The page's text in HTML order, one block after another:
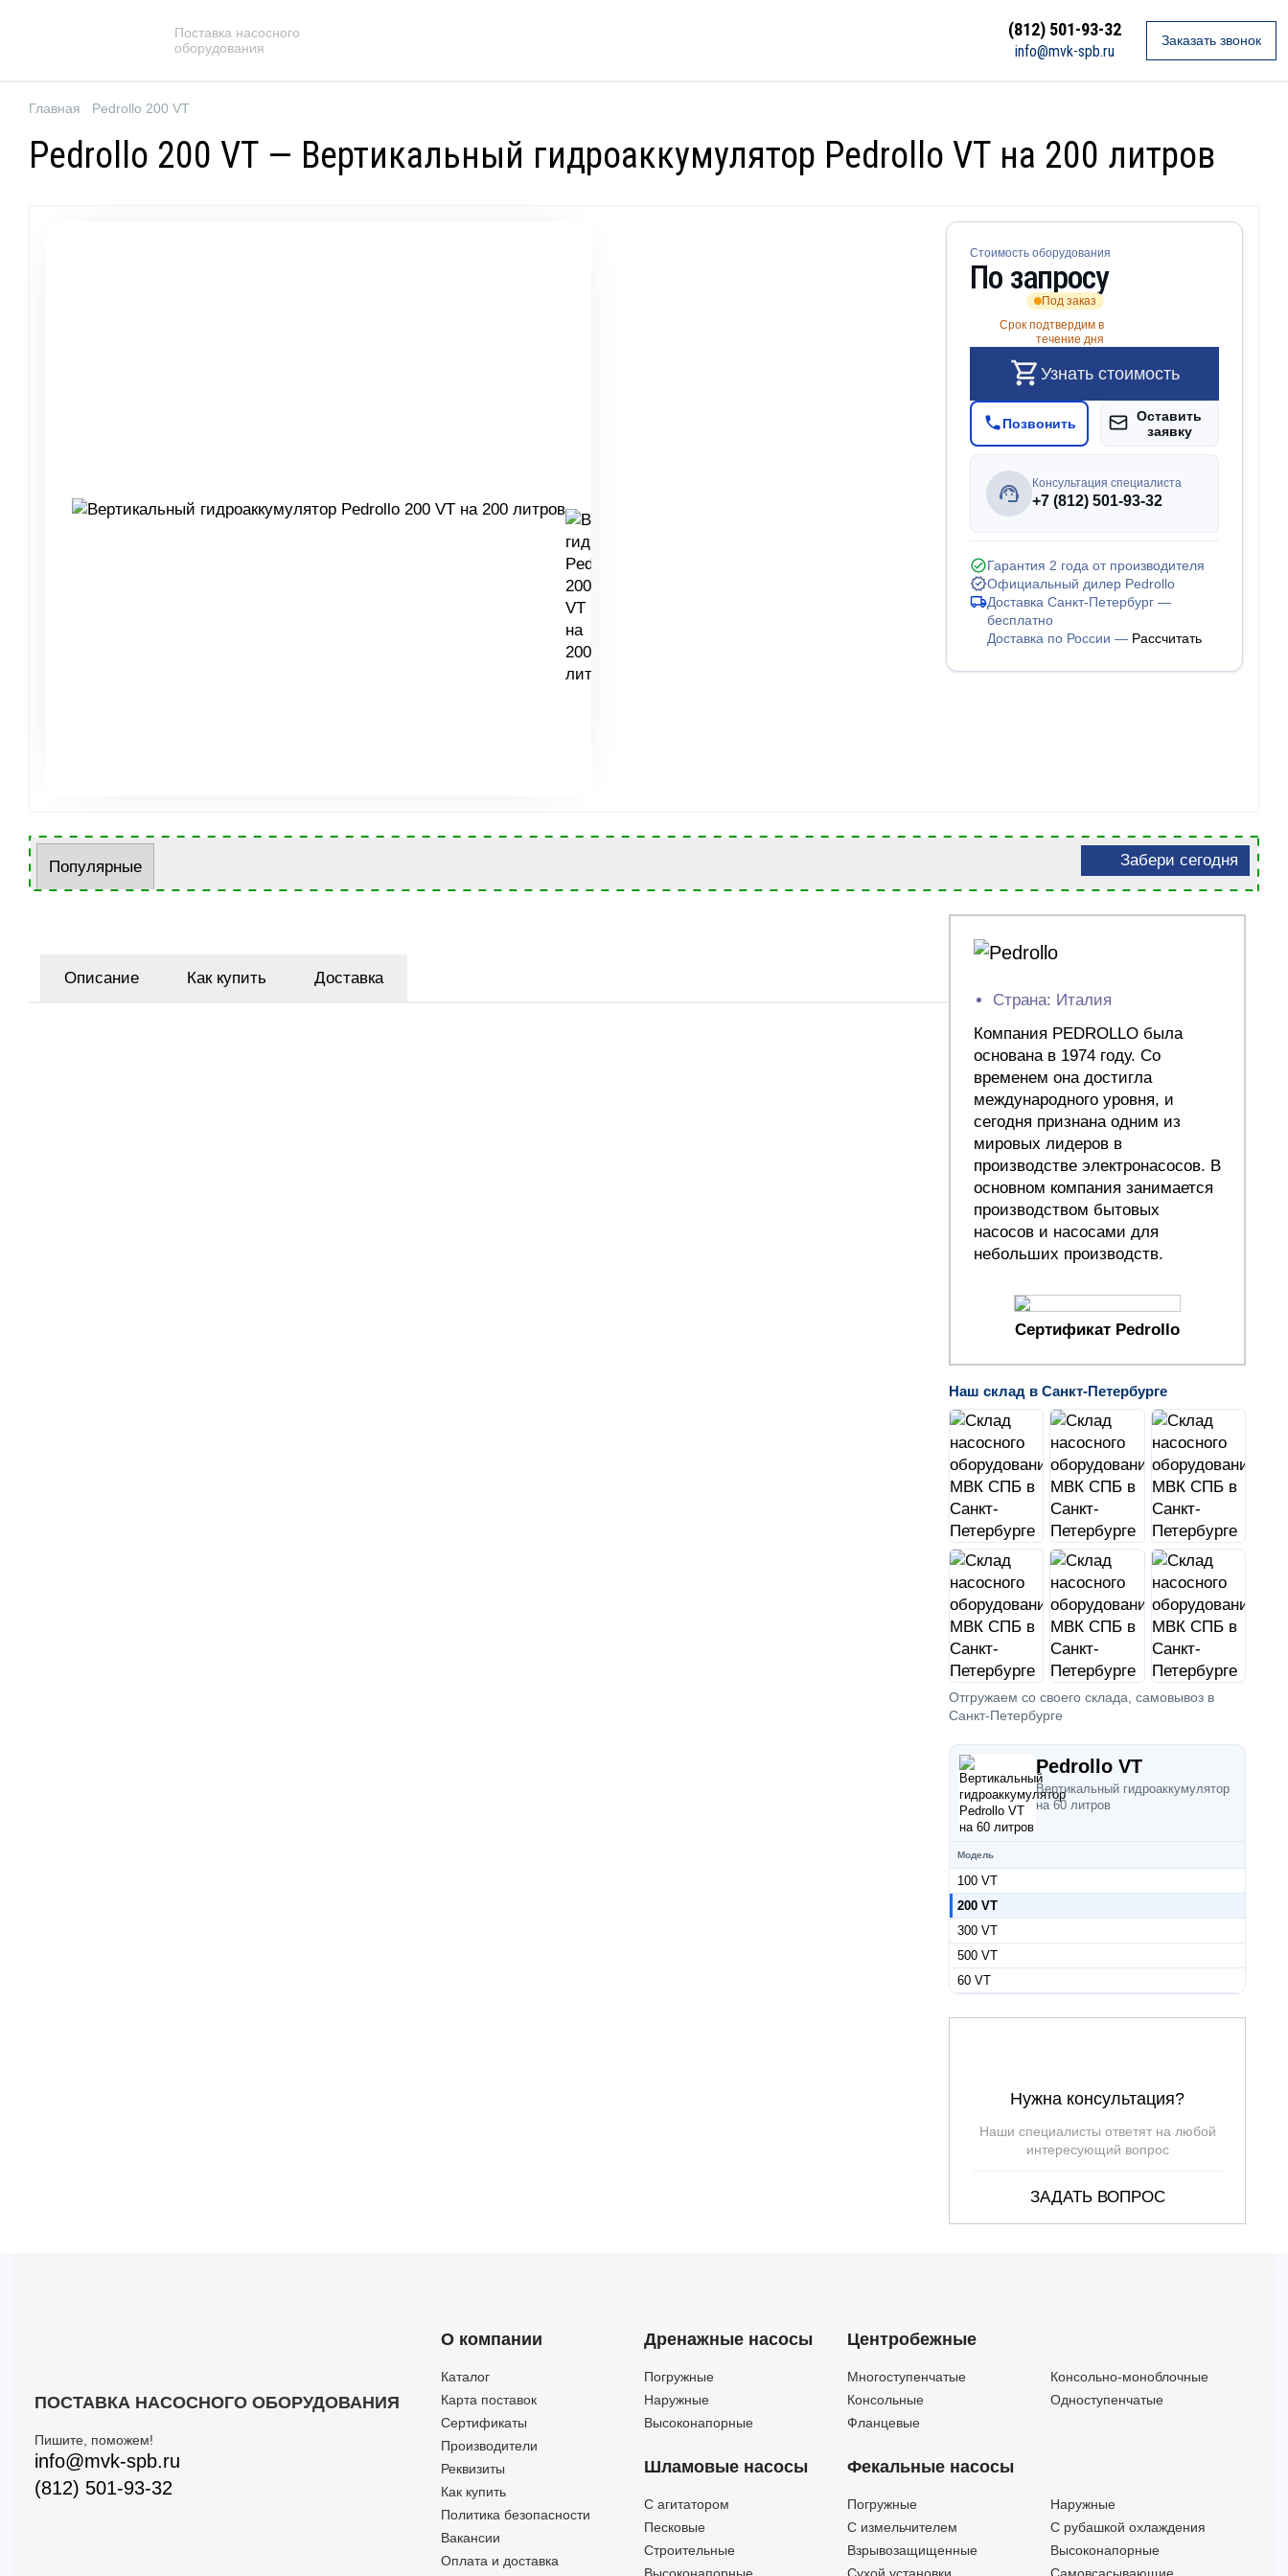
Поставка насосного
оборудования
(812) 501-93-32
info@mvk-spb.ru
Заказать звонок
Главная Pedrollo 200 VT
Pedrollo 200 VT — Вертикальный гидроаккумулятор Pedrollo VT на 200 литров
Стоимость оборудования
По запросу
Под заказ
Срок подтвердим в
течение дня
Узнать стоимость
Позвонить
Оставить
заявку
Консультация специалиста
+7 (812) 501-93-32
Гарантия 2 года от производителя
Официальный дилер Pedrollo
Доставка Санкт-Петербург —
бесплатно
Доставка по России — Рассчитать
Популярные Забери сегодня
Описание Как купить
Доставка
Страна: Италия
Компания PEDROLLO была
основана в 1974 году. Со
временем она достигла
международного уровня, и
сегодня признана одним из
мировых лидеров в
производстве электронасосов. В
основном компания занимается
производством бытовых
насосов и насосами для
небольших производств.
Сертификат Pedrollo
Наш склад в Санкт-Петербурге
Отгружаем со своего склада, самовывоз в
Санкт-Петербурге
Pedrollo VT
Вертикальный гидроаккумулятор
на 60 литров
Модель
100 VT
200 VT
300 VT
500 VT
60 VT
Нужна консультация?
Наши специалисты ответят на любой
интересующий вопрос
ЗАДАТЬ ВОПРОС
ПОСТАВКА НАСОСНОГО ОБОРУДОВАНИЯ
Пишите, поможем!
info@mvk-spb.ru
(812) 501-93-32
О компании
Каталог
Карта поставок
Сертификаты
Производители
Реквизиты
Как купить
Политика безопасности
Вакансии
Оплата и доставка
Дренажные насосы
Погружные
Наружные
Высоконапорные
Шламовые насосы
C агитатором
Песковые
Строительные
Высоконапорные
Центробежные
Многоступенчатые
Консольно-моноблочные
Консольные
Одноступенчатые
Фланцевые
Фекальные насосы
Погружные
Наружные
C измельчителем
С рубашкой охлаждения
Взрывозащищенные
Высоконапорные
Сухой установки
Самовсасывающие